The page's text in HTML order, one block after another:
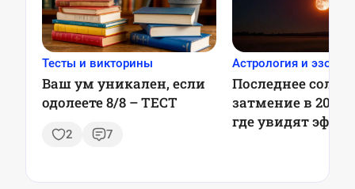
Тесты и викторины
Ваш ум уникален, если
одолеете 8/8 – ТЕСТ
2 7
Астрология и
Последнее
затмение в 2025
где увидят